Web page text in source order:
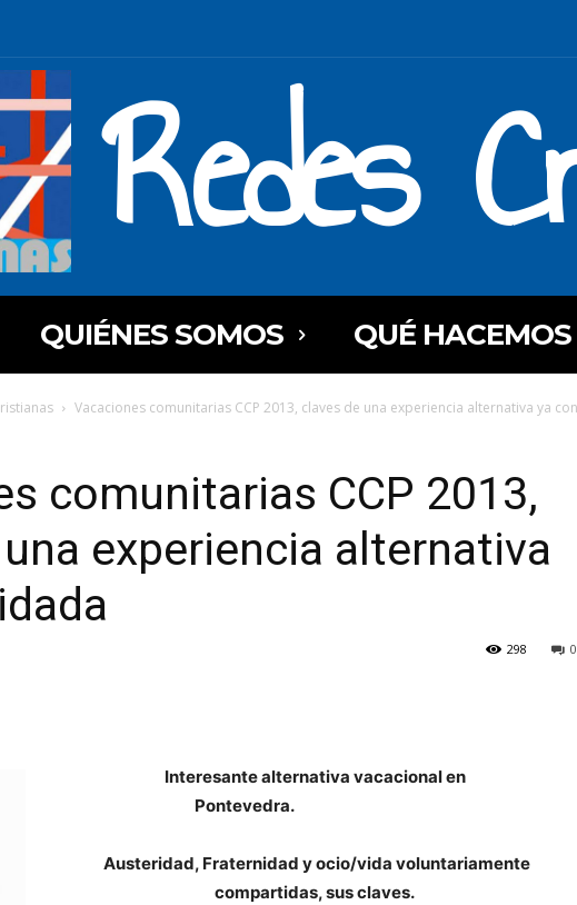
Redes
QUIÉNES SOMOS QUÉ HACEMOS
Vacaciones comunitarias CCP 2013, claves de una experiencia alternativa ya
comunitarias CCP 2013,
experiencia alternativa
0
298
Interesante alternativa vacacional en
Pontevedra.
Austeridad, Fraternidad y ocio/vida voluntariamente
compartidas, sus claves.